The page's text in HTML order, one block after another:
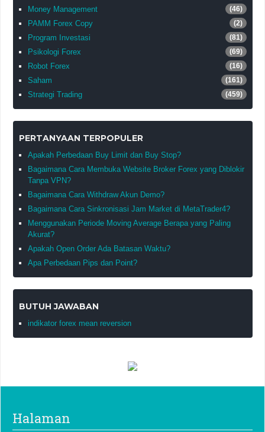
Money Management (46)
PAMM Forex Copy (2)
Program Investasi (81)
Psikologi Forex (69)
Robot Forex (16)
Saham (161)
Strategi Trading (459)
PERTANYAAN TERPOPULER
Apakah Perbedaan Buy Limit dan Buy Stop?
Bagaimana Cara Membuka Website Broker Forex yang Diblokir
Tanpa VPN?
Bagaimana Cara Withdraw Akun Demo?
Bagaimana Cara Sinkronisasi Jam Market di MetaTrader4?
Menggunakan Periode Moving Average Berapa yang Paling
Akurat?
Apakah Open Order Ada Batasan Waktu?
Apa Perbedaan Pips dan Point?
BUTUH JAWABAN
indikator forex mean reversion
Halaman